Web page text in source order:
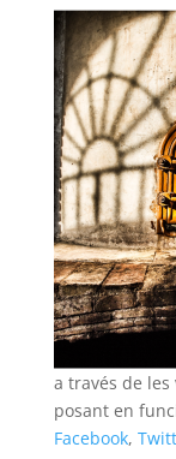
a través de
posant en
Facebook,